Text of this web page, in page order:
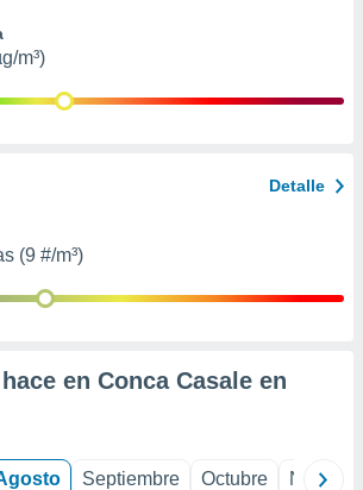
m³)
Detalle
(9 #/m³)
en Conca Casale en
Septiembre Octubre